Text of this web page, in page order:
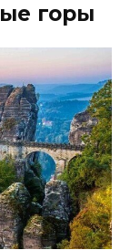
горы